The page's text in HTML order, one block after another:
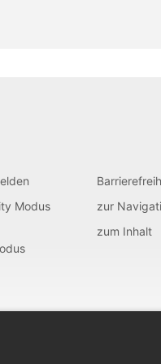
Modus
zur
zum Inhalt